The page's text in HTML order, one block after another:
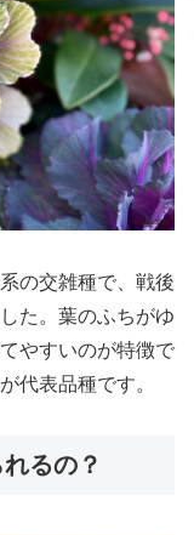
の交雑種で、戦後
た。葉のふちがゆ
やすいのが特徴で
代表品種です。
るの？